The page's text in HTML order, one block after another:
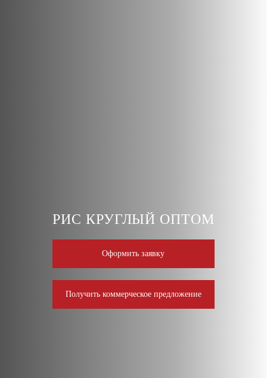
РИС КРУГЛЫЙ ОПТОМ
Оформить заявку
Получить коммерческое предложение